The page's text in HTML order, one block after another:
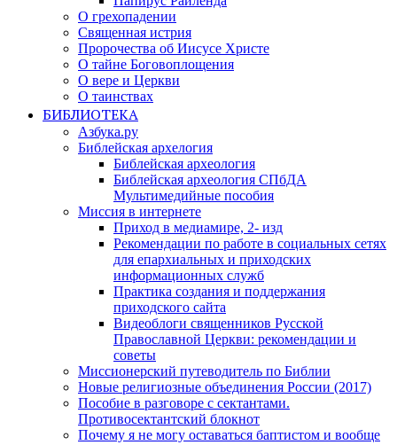
О грехопадении
Священная истрия
Пророчества об Иисусе Христе
О тайне Боговоплощения
О вере и Церкви
О таинствах
БИБЛИОТЕКА
Азбука.ру
Библейская архелогия
Библейская археология
Библейская археология СПбДА
Мультимедийные пособия
Миссия в интернете
Приход в медиамире, 2- изд
Рекомендации по работе в социальных сетях
для епархиальных и приходских
информационных служб
Практика создания и поддержания
приходского сайта
Видеоблоги священников Русской
Православной Церкви: рекомендации и
советы
Миссионерский путеводитель по Библии
Новые религиозные объединения России (2017)
Пособие в разговоре с сектантами.
Противосектантский блокнот
Почему я не могу оставаться баптистом и вообще